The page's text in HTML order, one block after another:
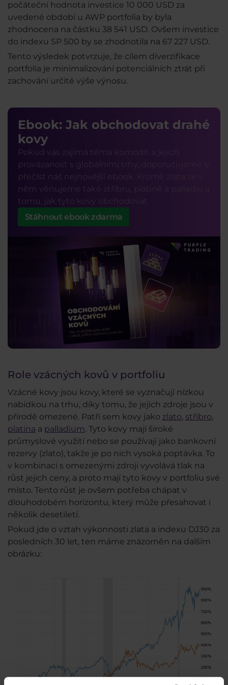
počáteční hodnota investice 10 000 USD za
uvedené období u AWP portfolia by byla
zhodnocena na částku 38 541 USD. Ovšem investice
do indexu SP 500 by se zhodnotila na 67 227 USD.
Tento výsledek potvrzuje, že cílem diverzifikace
portfolia je minimalizování potenciálních ztrát při
zachování určité výše výnosu.
Ebook: Jak obchodovat drahé
kovy
Pokud vás zajímá téma komodit a jejich
provázanost s globálními trhy, doporučujeme si
přečíst náš nejnovější ebook. Kromě zlata se v
něm věnujeme také stříbru, platině a palladiu a
tomu, jak tyto kovy obchodovat.
Stáhnout ebook zdarma
Role vzácných kovů v portfoliu
Vzácné kovy jsou kovy, které se vyznačují nízkou
nabídkou na trhu, díky tomu, že jejich zdroje jsou v
přírodě omezené. Patří sem kovy jako zlato, stříbro,
platina a palladium. Tyto kovy mají široké
průmyslové využití nebo se používají jako bankovní
rezervy (zlato), takže je po nich vysoká poptávka. To
v kombinaci s omezenými zdroji vyvolává tlak na
růst jejich ceny, a proto mají tyto kovy v portfoliu své
místo. Tento růst je ovšem potřeba chápat v
dlouhodobém horizontu, který může přesahovat i
několik desetiletí.
Pokud jde o vztah výkonnosti zlata a indexu DJ30 za
posledních 30 let, ten máme znázorněn na dalším
obrázku: